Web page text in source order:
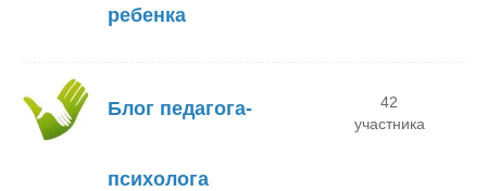
ребенка
Блог педагога-
психолога
42
участника